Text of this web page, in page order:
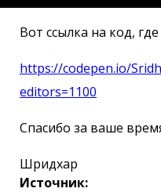
Вот ссылка на код,
https://codepen.io/
editors=1100
Спасибо за ваше
Шридхар
Источник: